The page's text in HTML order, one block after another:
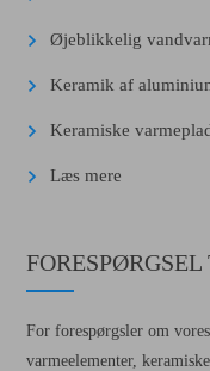
Øjeblikkelig
Keramik af
Keramiske
Læs mere
For forespørgsler om
varmeelementer,